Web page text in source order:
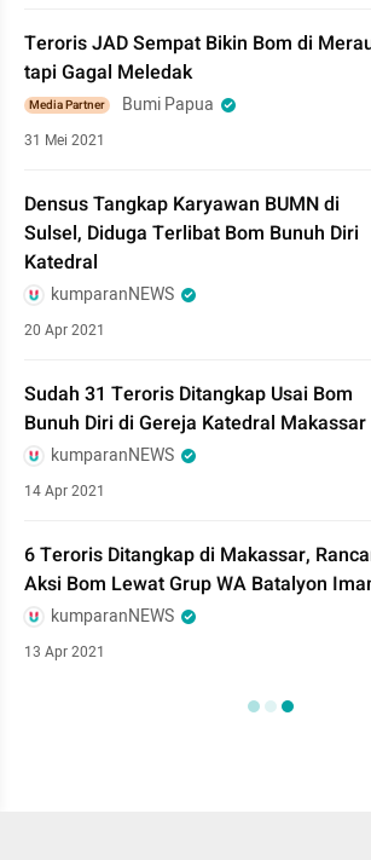
Teroris JAD Sempat Bikin Bom di
tapi Gagal Meledak
Media Partner Bumi Papua
31 Mei 2021
Densus Tangkap Karyawan BUMN di
Sulsel, Diduga Terlibat Bom Bunuh Diri
Katedral
kumparanNEWS
20 Apr 2021
Sudah 31 Teroris Ditangkap Usai Bom
Bunuh Diri di Gereja Katedral Makassar
kumparanNEWS
14 Apr 2021
6 Teroris Ditangkap di Makassar,
Aksi Bom Lewat Grup WA Batalyon
kumparanNEWS
13 Apr 2021